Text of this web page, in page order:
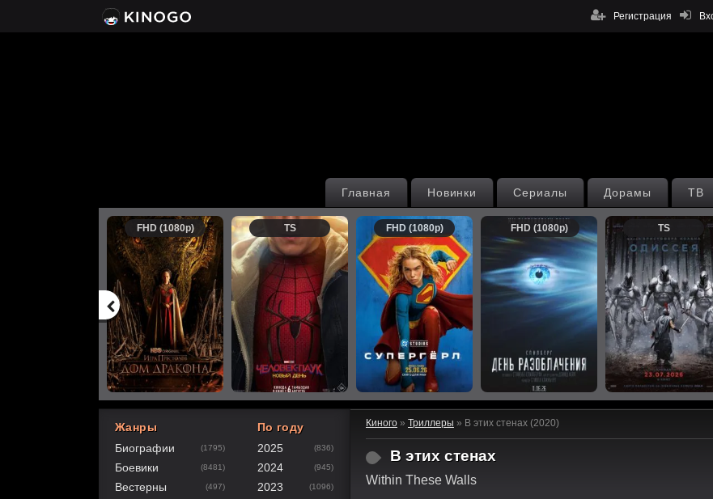
Регистрация
ТВ
Дорамы
Сериалы
Новинки
Главная
FHD (1080p) TS FHD (1080p) FHD (1080p) TS
Киного » Триллеры » В этих стенах (2020)
В этих стенах
Within These Walls
60
1 2 3 4
Жанры
Биографии
(1795)
Боевики (8481)
Вестерны (497)
По году
2025
(836)
2024 (945)
2023 (1096)